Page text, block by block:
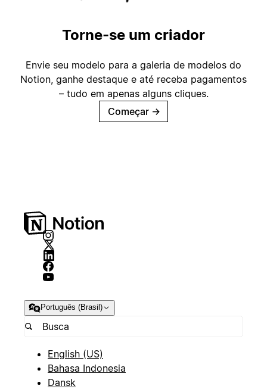
Torne-se um criador
Envie seu modelo para a galeria de modelos do
Notion, ganhe destaque e até receba pagamentos
– tudo em apenas alguns cliques.
Começar →
Português (Brasil)
English (US)
Bahasa Indonesia
Dansk